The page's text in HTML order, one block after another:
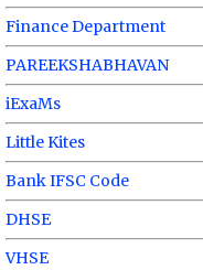
Finance Department
PAREEKSHABHAVAN
iExaMs
Little Kites
Bank IFSC Code
DHSE
VHSE